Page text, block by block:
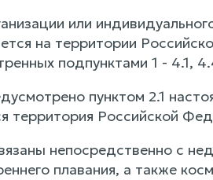
или
на территории
подпунктами 1 - 4.1,
пунктом 2.1
территория Российской
непосредственно с
плавания, а также